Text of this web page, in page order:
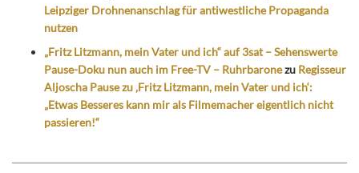
Leipziger Drohnenanschlag für antiwestliche Propaganda
nutzen
„Fritz Litzmann, mein Vater und ich“ auf 3sat – Sehenswerte
Pause-Doku nun auch im Free-TV – Ruhrbaronezu Regisseur
Aljoscha Pause zu ‚Fritz Litzmann, mein Vater und ich‘:
„Etwas Besseres kann mir als Filmemacher eigentlich nicht
passieren!“